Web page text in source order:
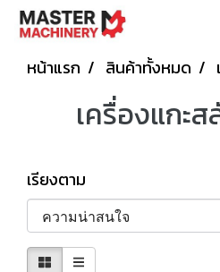
หน้าแรก สินค้าทั้งหมด
เครื่องแกะส
เรียงตาม